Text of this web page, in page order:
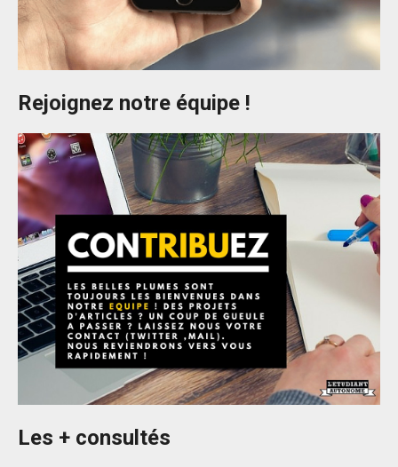
Rejoignez notre équipe !
Les + consultés